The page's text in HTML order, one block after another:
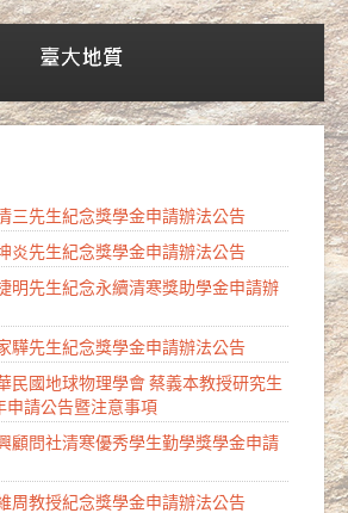
三先生紀念獎學金申請辦法公告
炎先生紀念獎學金申請辦法公告
明先生紀念永續清寒獎助學金申請辦
驊先生紀念獎學金申請辦法公告
民國地球物理學會 蔡義本教授研究生
申請公告暨注意事項
顧問社清寒優秀學生勤學獎學金申請
周教授紀念獎學金申請辦法公告